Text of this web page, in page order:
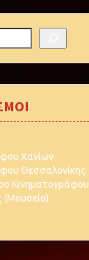
Χανίων
Θεσσαλονίκης
Κινηματογράφου
(Μουσείο)